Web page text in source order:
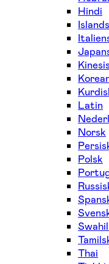
Hindi
Latin
Norsk
Polsk
Thai